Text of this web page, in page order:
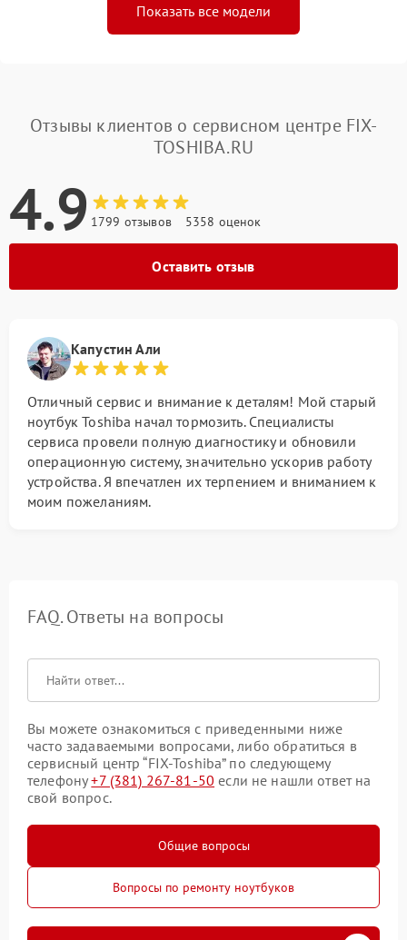
Показать все модели
Отзывы клиентов о сервисном центре FIX-
TOSHIBA.RU
4.9 1799 отзывов 5358 оценок
Оставить отзыв
Капустин Али
Отличный сервис и внимание к деталям! Мой старый
ноутбук Toshiba начал тормозить. Специалисты
сервиса провели полную диагностику и обновили
операционную систему, значительно ускорив работу
устройства. Я впечатлен их терпением и вниманием к
моим пожеланиям.
FAQ. Ответы на вопросы
Вы можете ознакомиться с приведенными ниже
часто задаваемыми вопросами, либо обратиться в
сервисный центр “FIX-Toshiba” по следующему
телефону+7 (381) 267-81-50 если не нашли ответ на
свой вопрос.
Общие вопросы
Вопросы по ремонту ноутбуков